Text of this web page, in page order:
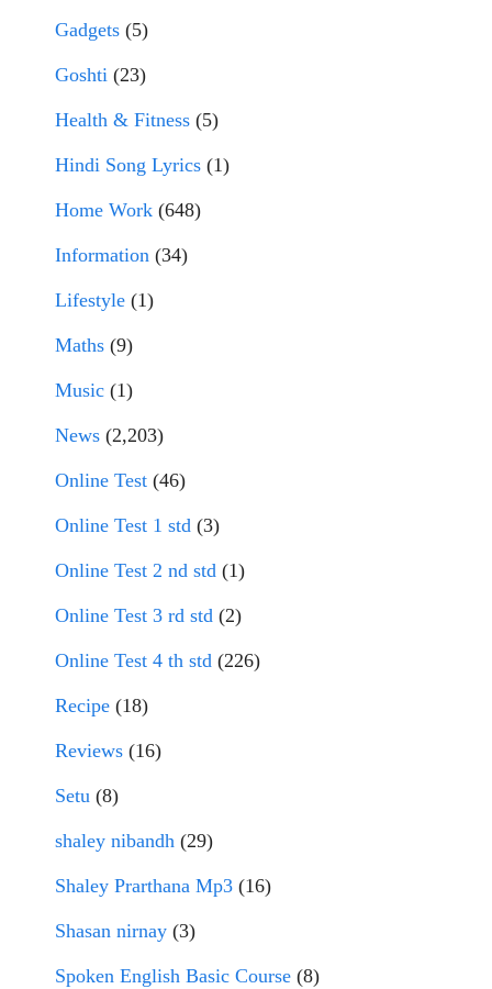
Gadgets (5)
Goshti (23)
Health & Fitness (5)
Hindi Song Lyrics (1)
Home Work (648)
Information (34)
Lifestyle (1)
Maths (9)
Music (1)
News (2,203)
Online Test (46)
Online Test 1 std (3)
Online Test 2 nd std (1)
Online Test 3 rd std (2)
Online Test 4 th std (226)
Recipe (18)
Reviews (16)
Setu (8)
shaley nibandh (29)
Shaley Prarthana Mp3 (16)
Shasan nirnay (3)
Spoken English Basic Course (8)